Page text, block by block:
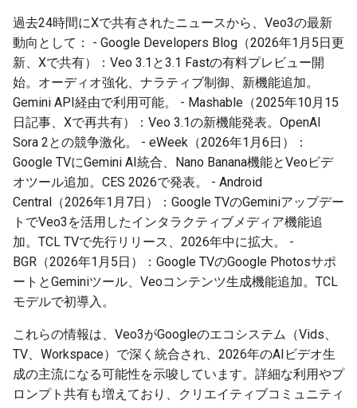
2026-04-28
2026-04-27
2026-04-26
2026-04-25
2026-04-24
2026-04-23
2026-04-22
2026-04-20
2026-04-19
2025-10-13
2025-10-12
2025-10-11
2025-10-10
2025-10-09
2025-10-08
2025-10-07
2025-10-05
2025-10-04
2026-04-28
2026-04-27
2026-04-26
2026-04-25
2026-04-24
2026-04-23
2026-04-22
2026-04-20
2026-04-19
2025-10-13
2025-10-12
2025-10-11
2025-10-10
2025-10-09
2025-10-08
2025-10-07
2025-10-05
2025-10-04
2026-04-25
2026-04-24
2026-04-23
2026-04-22
2026-04-21
2026-04-20
2026-04-19
2026-04-17
2026-04-16
2025-10-13
2025-10-12
2025-10-11
2025-10-10
2025-10-09
2025-10-08
2025-10-07
2025-10-05
2025-10-04
2025-10-13
2025-10-12
2025-10-11
2025-10-10
2025-10-09
2025-10-08
2025-10-07
2025-10-06
2025-10-05
2025-10-04
過去24時間にXで共有されたニュースから、Veo3の最新
動向として： - Google Developers Blog（2026年1月5日更
新、Xで共有）：Veo 3.1と3.1 Fastの有料プレビュー開
始。オーディオ強化、ナラティブ制御、新機能追加。
Gemini API経由で利用可能。 - Mashable（2025年10月15
日記事、Xで再共有）：Veo 3.1の新機能発表。OpenAI
Sora 2との競争激化。 - eWeek（2026年1月6日）：
Google TVにGemini AI統合、Nano Banana機能とVeoビデ
オツール追加。CES 2026で発表。 - Android
Central（2026年1月7日）：Google TVのGeminiアップデー
トでVeo3を活用したインタラクティブメディア機能追
加。TCL TVで先行リリース、2026年中に拡大。 -
BGR（2026年1月5日）：Google TVのGoogle Photosサポ
ートとGeminiツール、Veoコンテンツ生成機能追加。TCL
モデルで初導入。
これらの情報は、Veo3がGoogleのエコシステム（Vids、
TV、Workspace）で深く統合され、2026年のAIビデオ生
成の主流になる可能性を示唆しています。詳細な利用やプ
ロンプト共有も増えており、クリエイティブコミュニティ